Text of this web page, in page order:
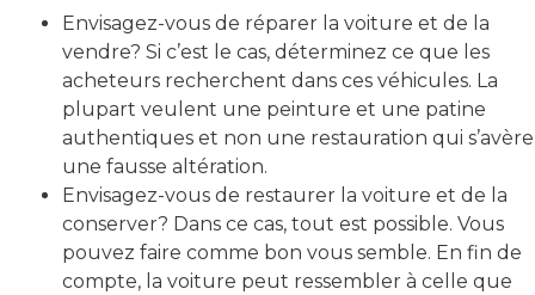
Envisagez-vous de réparer la voiture et de la
vendre? Si c’est le cas, déterminez ce que les
acheteurs recherchent dans ces véhicules. La
plupart veulent une peinture et une patine
authentiques et non une restauration qui s’avère
une fausse altération.
Envisagez-vous de restaurer la voiture et de la
conserver? Dans ce cas, tout est possible. Vous
pouvez faire comme bon vous semble. En fin de
compte, la voiture peut ressembler à celle que